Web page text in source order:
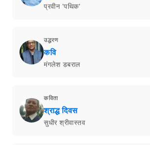
प्रवीन 'पथिक'
उद्धरण
कवि
मंगलेश डबराल
कविता
श्राद्ध दिवस
सुधीर श्रीवास्तव